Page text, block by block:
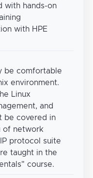
with hands-on
with HPE
be comfortable
environment.
Linux
and
be covered in
of network
protocol suite
taught in the
course.